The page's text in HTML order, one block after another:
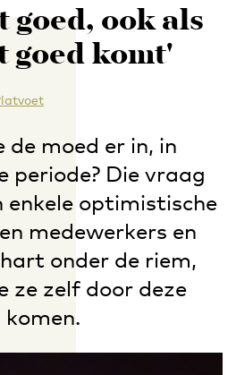
ook als
goed komt'
de moed er in, in
periode? Die vraag
enkele optimistische
medewerkers en
onder de riem,
ze zelf door deze